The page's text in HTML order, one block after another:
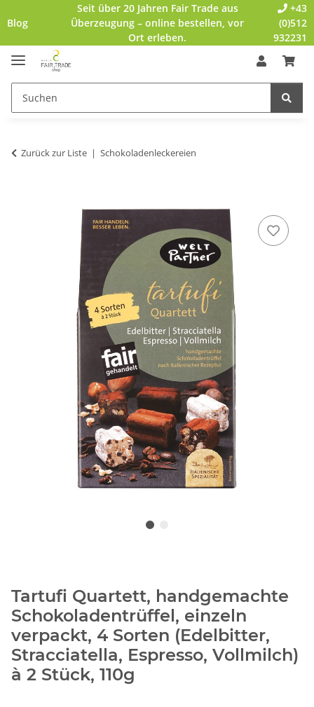
Blog
Seit über 20 Jahren Fair Trade aus
Überzeugung – online bestellen, vor
Ort erleben.
+43
(0)512
932231
Zurück zur Liste Schokoladenleckereien
Tartufi Quartett, handgemachte
Schokoladentrüffel, einzeln
verpackt, 4 Sorten (Edelbitter,
Stracciatella, Espresso, Vollmilch)
à 2 Stück, 110g